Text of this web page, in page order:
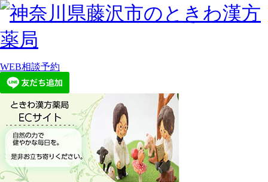
WEB相談予約